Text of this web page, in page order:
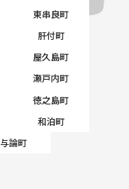
東串良町
肝付町
屋久島町
瀬戸内町
徳之島町
和泊町
与論町